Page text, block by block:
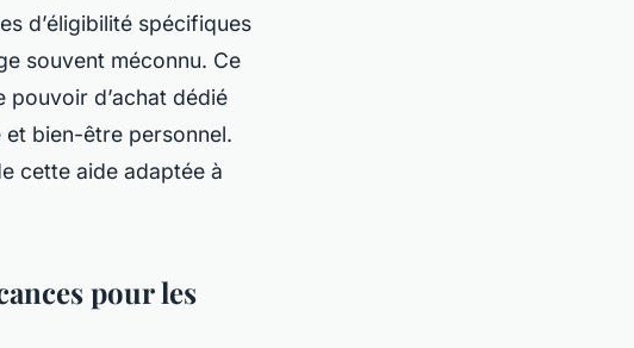
d’éligibilité spécifiques
souvent méconnu. Ce
pouvoir d’achat dédié
bien-être personnel.
cette aide adaptée à
pour les